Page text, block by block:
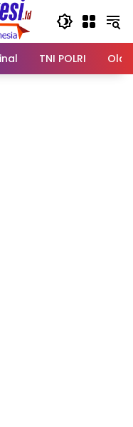
TNI POLRI